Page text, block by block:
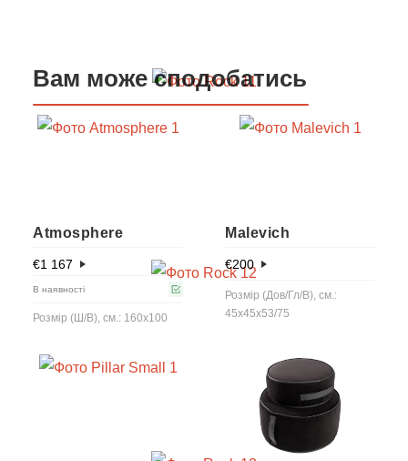
Вам може сподобатись
Atmosphere
€1 167
В наявності
Розмір (Ш/В), см.: 160x100
Malevich
€200
Розмір (Дов/Гл/В), см.:
45x45x53/75